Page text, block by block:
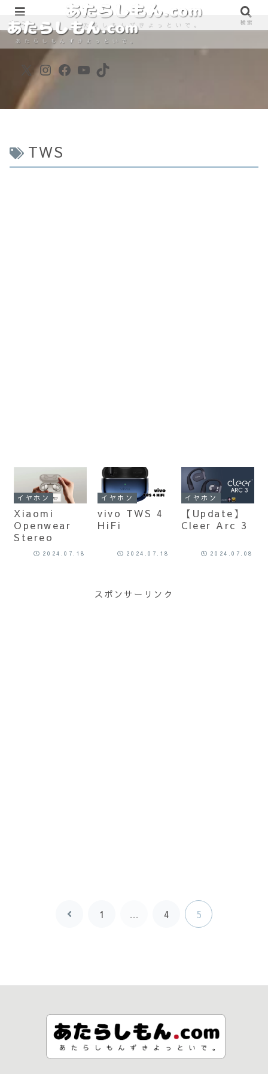
890861698 890861698
X Instagram
Facebook
YouTube
TWS
イヤホン
Xiaomi
Openwear
Stereo
2024.07.18
イヤホン
vivo TWS 4
HiFi
2024.07.18
イヤホン
【Update】
Cleer Arc 3
2024.07.08
スポンサーリンク
前
1 … 4 5
メニュー 検索